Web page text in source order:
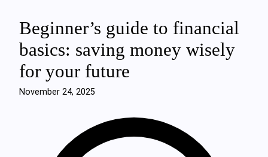
Beginner’s guide to financial
basics: saving money wisely
for your future
November 24, 2025